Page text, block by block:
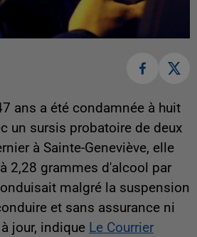
ans a été condamnée à huit
un sursis probatoire de deux
à Sainte-Geneviève, elle
2,28 grammes d'alcool par
malgré la suspension
et sans assurance ni
jour, indique Le Courrier